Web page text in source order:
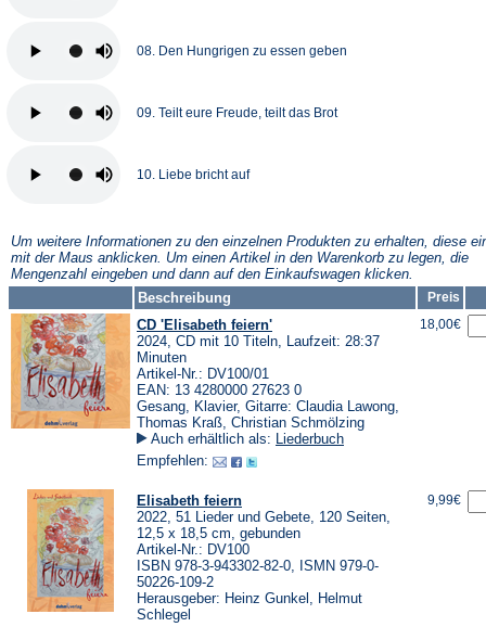
08. Den Hungrigen zu essen geben
09. Teilt eure Freude, teilt das Brot
10. Liebe bricht auf
Um weitere Informationen zu den einzelnen Produkten zu erhalten, diese
mit der Maus anklicken. Um einen Artikel in den Warenkorb zu legen, die
Mengenzahl eingeben und dann auf den Einkaufswagen klicken.
Beschreibung
Preis
CD 'Elisabeth feiern'
2024, CD mit 10 Titeln, Laufzeit: 28:37
Minuten
Artikel-Nr.: DV100/01
EAN: 13 4280000 27623 0
Gesang, Klavier, Gitarre: Claudia Lawong,
Thomas Kraß, Christian Schmölzing
Auch erhältlich als: Liederbuch
Empfehlen:
18,00€
Elisabeth feiern
2022, 51 Lieder und Gebete, 120 Seiten,
12,5 x 18,5 cm, gebunden
Artikel-Nr.: DV100
ISBN 978-3-943302-82-0, ISMN 979-0-
50226-109-2
Herausgeber: Heinz Gunkel, Helmut
Schlegel
9,99€